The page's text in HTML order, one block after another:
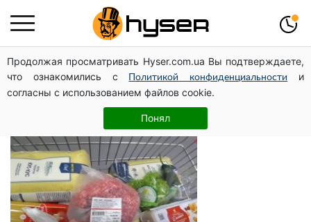
Продолжая просматривать Hyser.com.ua Вы подтверждаете,
что ознакомились с
Политикой конфиденциальности
и
согласны с использованием файлов cookie.
Понял
продукты